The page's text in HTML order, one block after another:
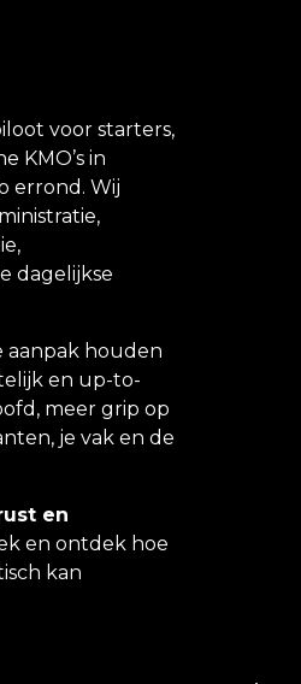
voor starters,
KMO’s in
errond. Wij
dagelijkse
aanpak houden
en up-to-
meer grip op
je vak en de
en
en ontdek hoe
kan